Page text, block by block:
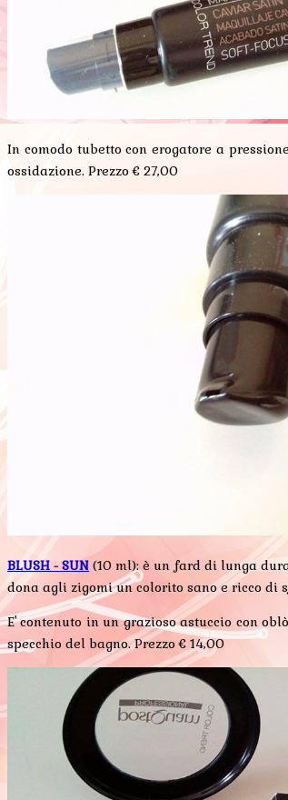
In comodo tubetto con erogatore a
ossidazione. Prezzo € 27,00
BLUSH - SUN (10 ml): è un fard di lunga
dona agli zigomi un colorito sano e ricco di
E' contenuto in un grazioso astuccio con
specchio del bagno. Prezzo € 14,00